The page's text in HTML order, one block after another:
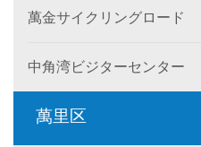
萬金サイクリングロード
中角湾ビジターセンター
萬里区